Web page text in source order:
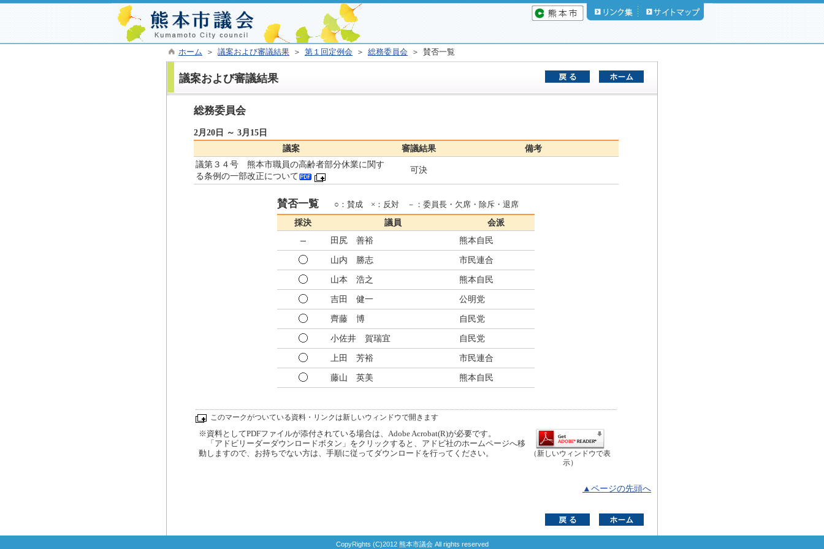
ホーム ＞ 議案および審議結果 ＞ 第１回定例会 ＞ 総務委員会 ＞ 賛否一覧
議案および審議結果
総務委員会
2月20日 ～ 3月15日
議案
審議結果
備考
議第３４号 熊本市職員の高齢者部分休業に関す
る条例の一部改正について
可決
賛否一覧 ○：賛成 ×：反対 －：委員長・欠席・除斥・退席
採決 議員
会派
田尻 善裕
熊本自民
山内 勝志 市民連合
山本 浩之 熊本自民
吉田 健一 公明党
齊藤 博 自民党
小佐井 賀瑞宜 自民党
上田 芳裕 市民連合
藤山 英美 熊本自民
このマークがついている資料・リンクは新しいウィンドウで開きます
※資料としてPDFファイルが添付されている場合は、Adobe Acrobat(R)が必要です。
「アドビリーダーダウンロードボタン」をクリックすると、アドビ社のホームページへ移
動しますので、お持ちでない方は、手順に従ってダウンロードを行ってください。
（新しいウィンドウで表
示）
▲ページの先頭へ
CopyRights (C)2012 熊本市議会 All rights reserved